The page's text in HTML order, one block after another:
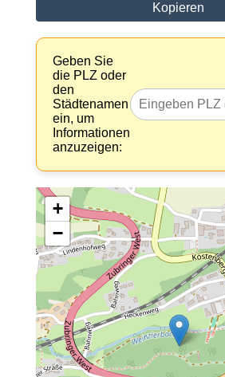
Kopieren
Geben Sie
die PLZ oder
den
Städtenamen
ein, um
Informationen
anzuzeigen:
+
−